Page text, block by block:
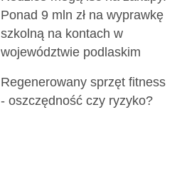
Ponad 9 mln zł na wyprawkę
szkolną na kontach w
województwie podlaskim
Regenerowany sprzęt fitness
- oszczędność czy ryzyko?